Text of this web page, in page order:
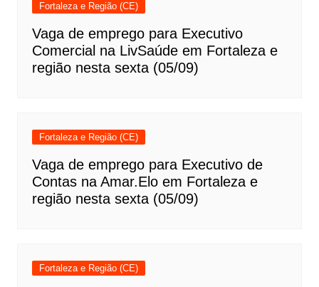
Fortaleza e Região (CE)
Vaga de emprego para Executivo
Comercial na LivSaúde em Fortaleza e
região nesta sexta (05/09)
Fortaleza e Região (CE)
Vaga de emprego para Executivo de
Contas na Amar.Elo em Fortaleza e
região nesta sexta (05/09)
Fortaleza e Região (CE)